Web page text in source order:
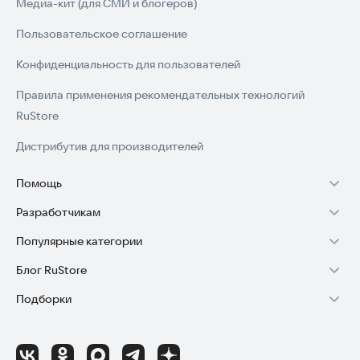
Медиа-кит (для СМИ и блогеров)
Пользовательское соглашение
Конфиденциальность для пользователей
Правила применения рекомендательных технологий
RuStore
Дистрибутив для производителей
Помощь
Установка RuStore на TV
Установка RuStore на телефон
Установка RuStore в машину
Помощь пользователям RuStore
Разработчикам
Зарабатывать с RuStore
Стать разработчиком
Доступ к RuStore Консоль
Популярные категории
Игры для Android
Приложения банков
Блог RuStore
Обзоры игр для Android 2025
Подборки